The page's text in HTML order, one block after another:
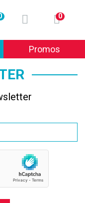
0
la navigation
Promos